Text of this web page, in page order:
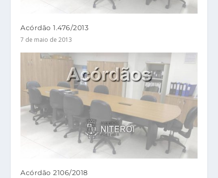
Acórdão 1.476/2013
7 de maio de 2013
Acórdão 2106/2018